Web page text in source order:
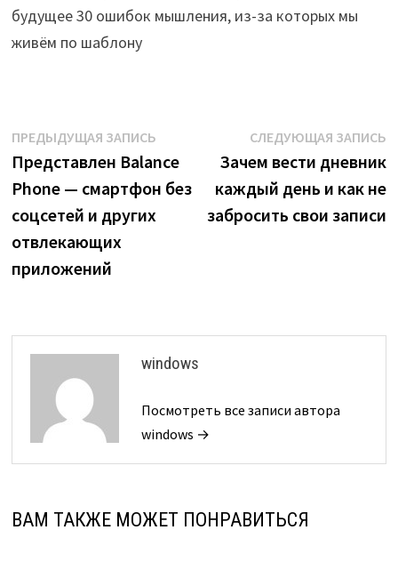
будущее 30 ошибок мышления, из-за которых мы
живём по шаблону
Навигация
по
записям
ПРЕДЫДУЩАЯ ЗАПИСЬПредыдущая
запись:
Представлен Balance
Phone — смартфон без
соцсетей и других
отвлекающих
приложений
СЛЕДУЮЩАЯ ЗАПИСЬ
Зачем вести дневник
каждый день и как не
забросить свои записи
windows
Посмотреть все записи автора
windows →
ВАМ ТАКЖЕ МОЖЕТ ПОНРАВИТЬСЯ